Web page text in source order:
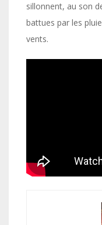
sillonnent, au son
battues par les
vents.